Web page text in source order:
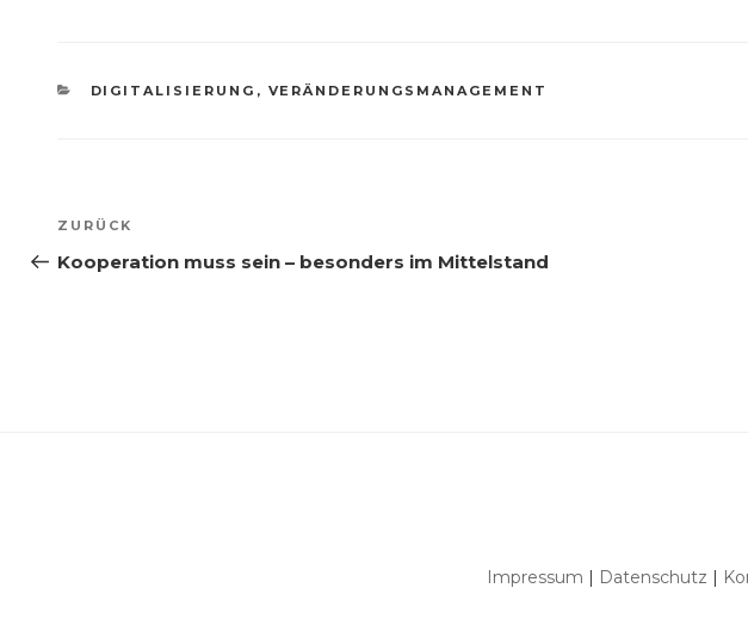
KATEGORIEN
DIGITALISIERUNG , VERÄNDERUNGSMANAGEMENT
Beitragsnavigation
Vorheriger
Beitrag
ZURÜCK
Kooperation muss sein – besonders im Mittelstand
Impressum | Datenschutz |